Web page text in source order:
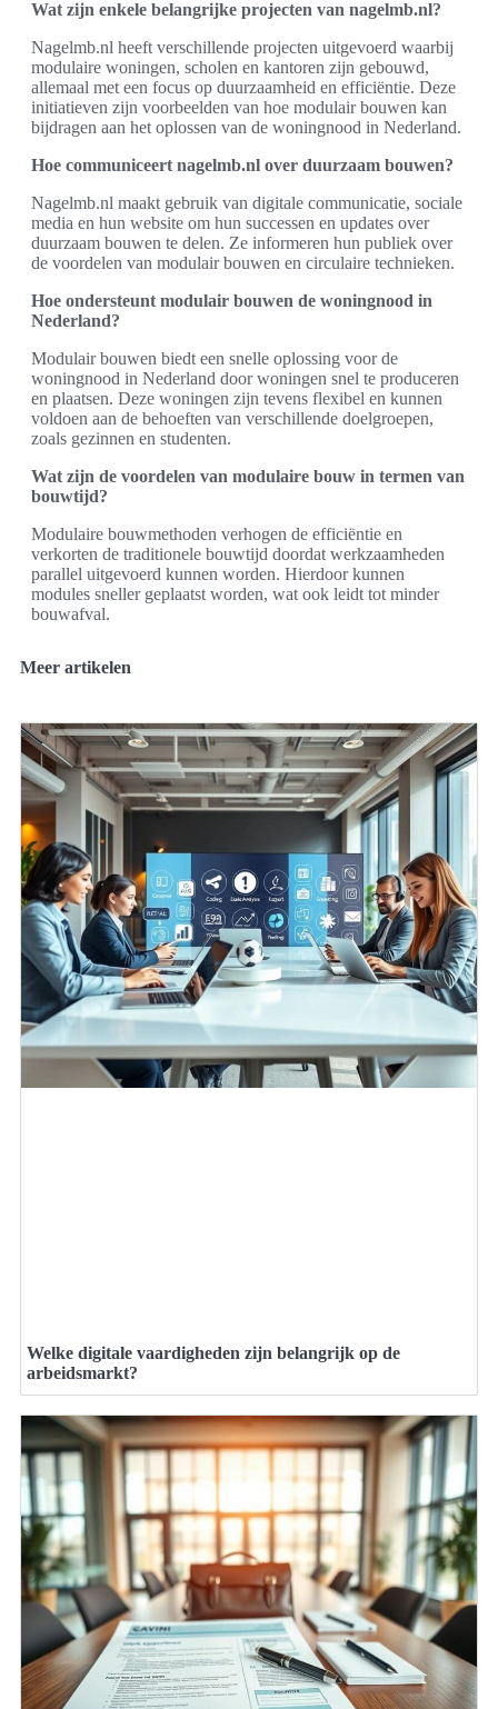
Wat zijn enkele belangrijke projecten van nagelmb.nl?
Nagelmb.nl heeft verschillende projecten uitgevoerd waarbij
modulaire woningen, scholen en kantoren zijn gebouwd,
allemaal met een focus op duurzaamheid en efficiëntie. Deze
initiatieven zijn voorbeelden van hoe modulair bouwen kan
bijdragen aan het oplossen van de woningnood in Nederland.
Hoe communiceert nagelmb.nl over duurzaam bouwen?
Nagelmb.nl maakt gebruik van digitale communicatie, sociale
media en hun website om hun successen en updates over
duurzaam bouwen te delen. Ze informeren hun publiek over
de voordelen van modulair bouwen en circulaire technieken.
Hoe ondersteunt modulair bouwen de woningnood in
Nederland?
Modulair bouwen biedt een snelle oplossing voor de
woningnood in Nederland door woningen snel te produceren
en plaatsen. Deze woningen zijn tevens flexibel en kunnen
voldoen aan de behoeften van verschillende doelgroepen,
zoals gezinnen en studenten.
Wat zijn de voordelen van modulaire bouw in termen van
bouwtijd?
Modulaire bouwmethoden verhogen de efficiëntie en
verkorten de traditionele bouwtijd doordat werkzaamheden
parallel uitgevoerd kunnen worden. Hierdoor kunnen
modules sneller geplaatst worden, wat ook leidt tot minder
bouwafval.
Meer artikelen
Welke digitale vaardigheden zijn belangrijk op de
arbeidsmarkt?